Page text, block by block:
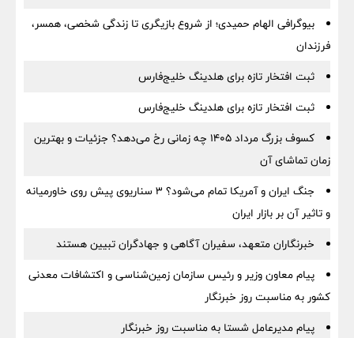
بیوگرافی الهام حمیدی؛ از شروع بازیگری تا زندگی شخصی، همسر،
فرزندان
ثبت افتخار تازه برای هلدینگ خلیج‌فارس
ثبت افتخار تازه برای هلدینگ خلیج‌فارس
کسوف بزرگ مرداد ۱۴۰۵ چه زمانی رخ می‌دهد؟ جزئیات و بهترین
زمان تماشای آن
جنگ ایران و آمریکا تمام می‌شود؟ ۳ سناریوی پیش روی خاورمیانه
و تاثیر آن بر بازار ایران
خبرنگاران متعهد، سفیران آگاهی و جهادگران تبیین هستند
پیام معاون وزیر و رئیس سازمان زمین‌شناسی و اکتشافات معدنی
کشور به مناسبت روز خبرنگار
پیام مدیرعامل شستا به مناسبت روز خبرنگار